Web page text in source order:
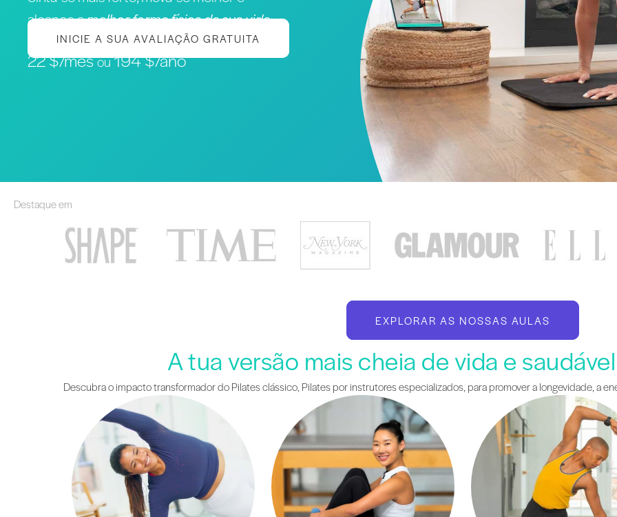
alcance amelhor forma física da sua vida
INICIE A SUA AVALIAÇÃO GRATUITA
22 $/mêsou194 $/ano
Destaque em
EXPLORAR AS NOSSAS AULAS
A tua versão mais cheia de vida e
Descubra o impacto transformador do Pilates clássico, Pilates por instrutores especializados, para promover a longevidade, a